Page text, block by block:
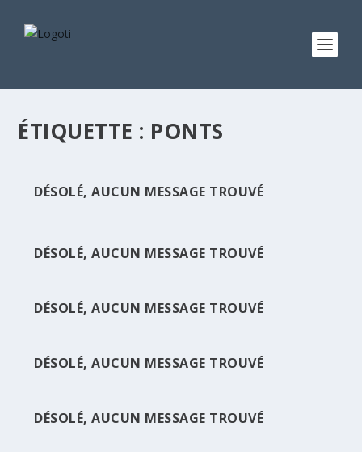
ÉTIQUETTE : PONTS
DÉSOLÉ, AUCUN MESSAGE TROUVÉ
DÉSOLÉ, AUCUN MESSAGE TROUVÉ
DÉSOLÉ, AUCUN MESSAGE TROUVÉ
DÉSOLÉ, AUCUN MESSAGE TROUVÉ
DÉSOLÉ, AUCUN MESSAGE TROUVÉ